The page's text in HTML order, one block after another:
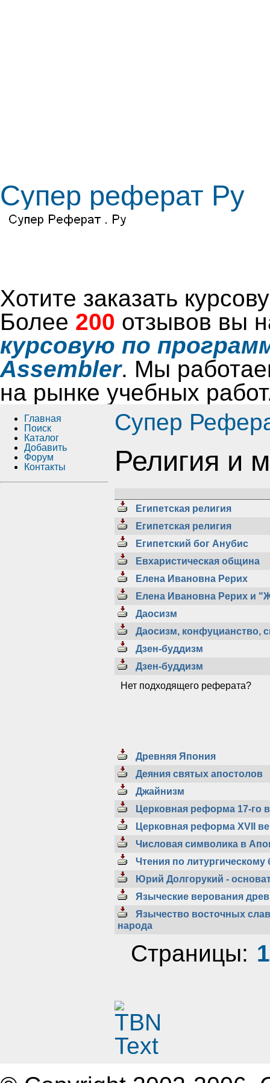
Супер реферат Ру
Хотите заказать
Более 200 отзывов вы
курсовую по
Assembler. Мы
на рынке учебных
Супер
Религия и
Египетская религия
Египетская религия
Египетский бог Анубис
Евхаристическая община
Елена Ивановна Рерих
Елена Ивановна Рерих и
Даосизм
Даосизм, конфуцианство,
Дзен-буддизм
Дзен-буддизм
Нет подходящего реферата?
Древняя Япония
Деяния святых апостолов
Джайнизм
Церковная реформа 17-го
Церковная реформа XVII
Числовая символика в
Чтения по
Юрий Долгорукий -
Языческие верования
Язычество восточных
народа
Страницы: 1
Главная
Поиск
Каталог
Добавить
Форум
Контакты